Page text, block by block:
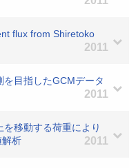
flux from Shiretoko
2011
目指したGCMデータ
2011
移動する荷重により
解析
2011